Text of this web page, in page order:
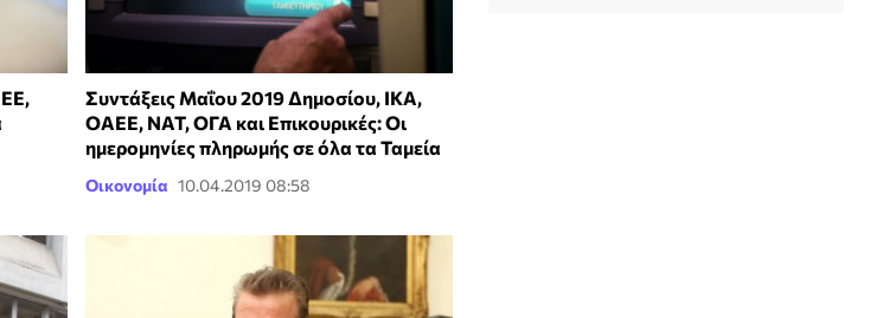
Συντάξεις Μαΐου 2019 Δημοσίου, ΙΚΑ,
ΟΑΕΕ, ΝΑΤ, ΟΓΑ και Επικουρικές: Οι
ημερομηνίες πληρωμής σε όλα τα Ταμεία
Οικονομία 10.04.2019 08:58